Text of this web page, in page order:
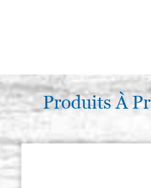
Produits À